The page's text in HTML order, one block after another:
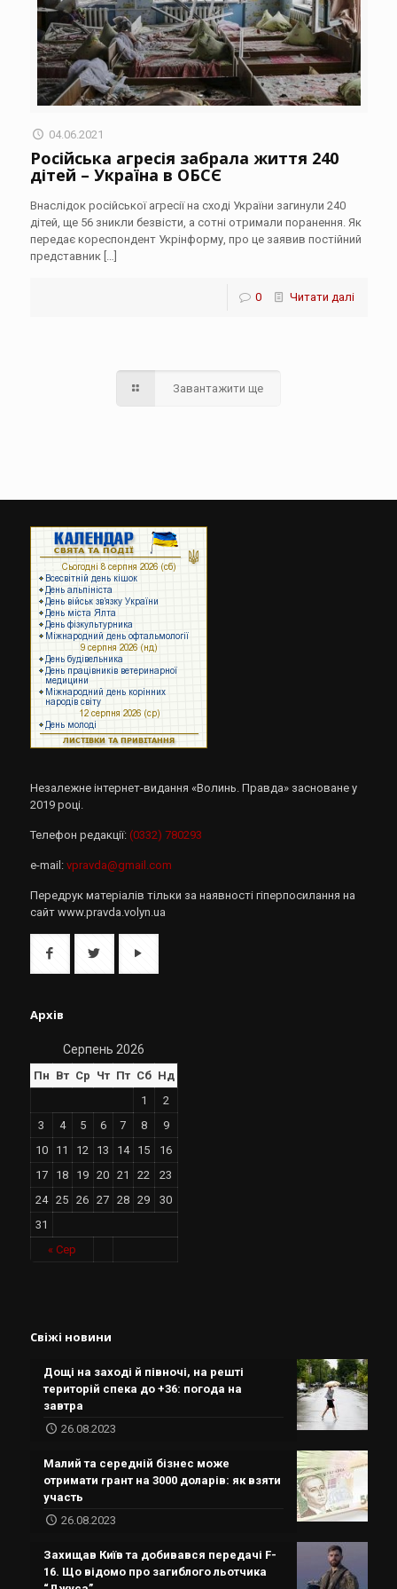
04.06.2021
Російська агресія забрала життя 240
дітей – Україна в ОБСЄ
Внаслідок російської агресії на сході України загинули 240
дітей, ще 56 зникли безвісти, а сотні отримали поранення. Як
передає кореспондент Укрінформу, про це заявив постійний
представник[…]
0 Читати далі
Завантажити ще
Незалежне інтернет-видання «Волинь. Правда» засноване у
2019 році.
Телефон редакції: (0332) 780293
e-mail: vpravda@gmail.com
Передрук матеріалів тільки за наявності гіперпосилання на
сайт www.pravda.volyn.ua
Архів
Серпень 2026
Пн Вт Ср Чт Пт Сб Нд
« Сер
1
2
3
4 5 6 7 8
9
10
11 12 13 14 15
16
17
18 19 20 21 22
23
24
25 26 27 28 29
30
31
Свіжі новини
Дощі на заході й півночі, на решті
територій спека до +36: погода на
завтра
26.08.2023
Малий та середній бізнес може
отримати грант на 3000 доларів: як взяти
участь
26.08.2023
Захищав Київ та добивався передачі F-
16. Що відомо про загиблого льотчика